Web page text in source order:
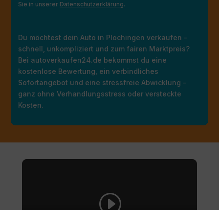
Sie in unserer Datenschutzerklärung.
Du möchtest dein Auto in Plochingen verkaufen –
schnell, unkompliziert und zum fairen Marktpreis?
Bei autoverkaufen24.de bekommst du eine
kostenlose Bewertung, ein verbindliches
Sofortangebot und eine stressfreie Abwicklung –
ganz ohne Verhandlungsstress oder versteckte
Kosten.